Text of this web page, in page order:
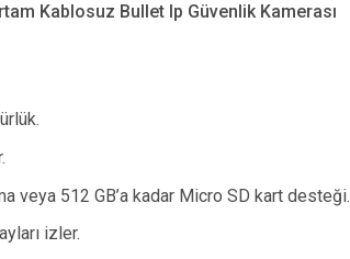
Kablosuz Bullet Ip Güvenlik Kamerası
veya 512 GB’a kadar Micro SD kart desteği.
izler.